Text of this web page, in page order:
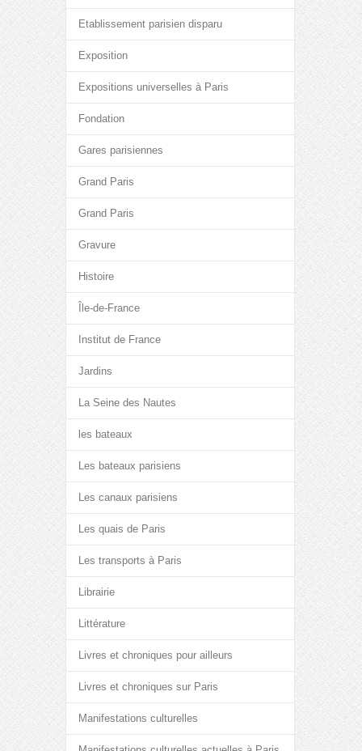
Etablissement parisien disparu
Exposition
Expositions universelles à Paris
Fondation
Gares parisiennes
Grand Paris
Grand Paris
Gravure
Histoire
Île-de-France
Institut de France
Jardins
La Seine des Nautes
les bateaux
Les bateaux parisiens
Les canaux parisiens
Les quais de Paris
Les transports à Paris
Librairie
Littérature
Livres et chroniques pour ailleurs
Livres et chroniques sur Paris
Manifestations culturelles